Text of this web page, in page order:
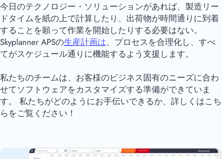
今日のテクノロジー・ソリューションがあれば、製造リー
ドタイムを紙の上で計算したり、出荷物が時間通りに到着
することを願って作業を開始したりする必要はない。
Skyplanner APSの生産計画は、プロセスを合理化し、すべ
てがスケジュール通りに機能するよう支援します。
私たちのチームは、お客様のビジネス固有のニーズに合わ
せてソフトウェアをカスタマイズする準備ができていま
す。 私たちがどのようにお手伝いできるか、詳しくはこち
らをご覧ください！